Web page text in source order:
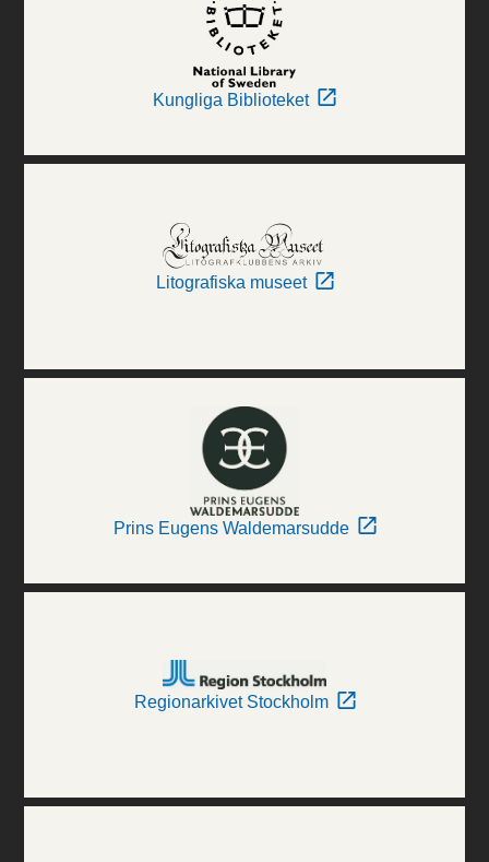
Kungliga Biblioteket
Litografiska museet
Prins Eugens Waldemarsudde
Regionarkivet Stockholm